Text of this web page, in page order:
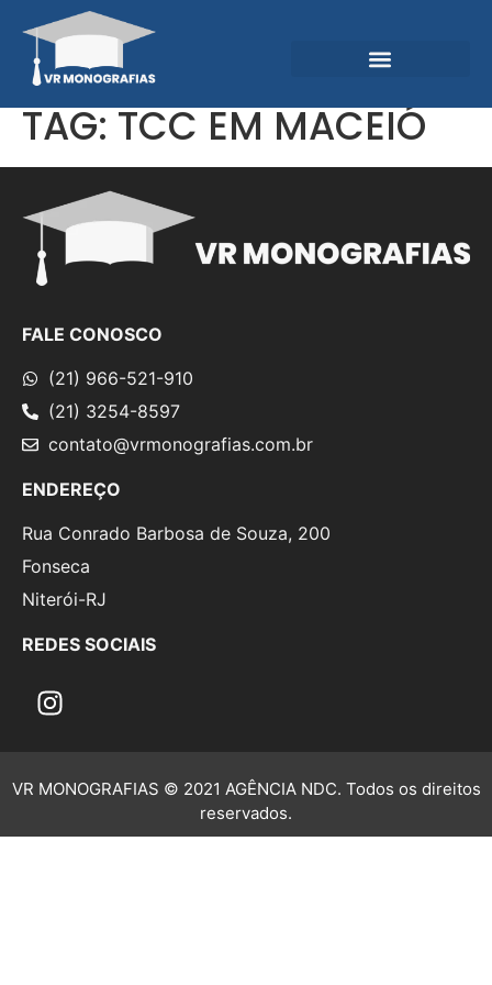
TAG:TCC EM MACEIÓ
FALE CONOSCO
(21) 966-521-910
(21) 3254-8597
contato@vrmonografias.com.br
ENDEREÇO
Rua Conrado Barbosa de Souza, 200
Fonseca
Niterói-RJ
REDES SOCIAIS
VR MONOGRAFIAS © 2021 AGÊNCIA NDC. Todos os direitos
reservados.